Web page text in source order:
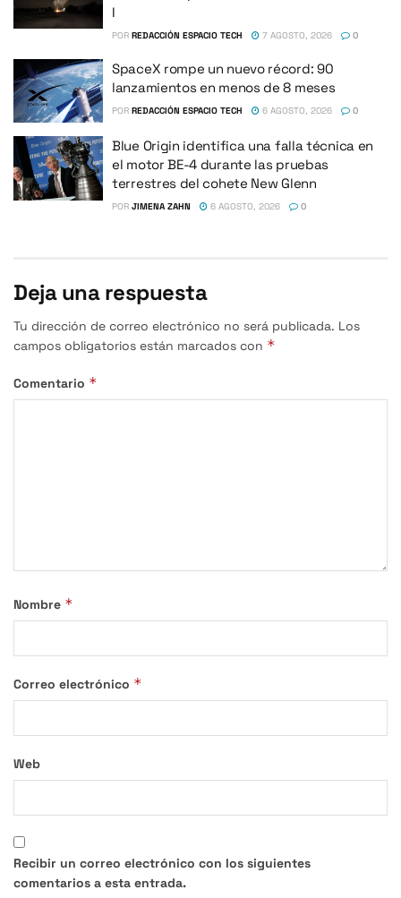
I
POR REDACCIÓN ESPACIO TECH 7 AGOSTO, 2026 0
SpaceX rompe un nuevo récord: 90
lanzamientos en menos de 8 meses
POR REDACCIÓN ESPACIO TECH 6 AGOSTO, 2026 0
Blue Origin identifica una falla técnica en
el motor BE-4 durante las pruebas
terrestres del cohete New Glenn
POR JIMENA ZAHN 6 AGOSTO, 2026 0
Deja una respuesta
Tu dirección de correo electrónico no será publicada. Los
campos obligatorios están marcados con *
Comentario *
Nombre *
Correo electrónico *
Web
Recibir un correo electrónico con los siguientes
comentarios a esta entrada.